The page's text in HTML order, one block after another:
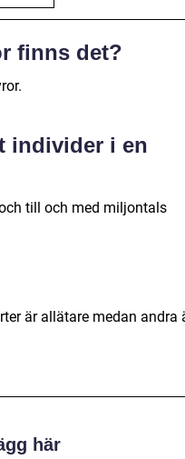
finns det?
individer i en
till och med miljontals
är allätare medan andra
här